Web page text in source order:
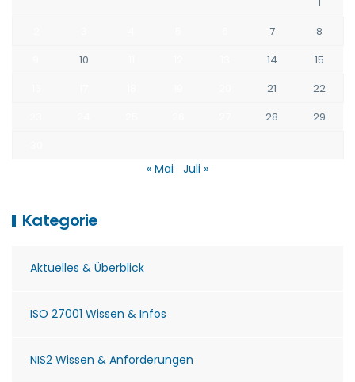
7
8
10 14
15
21
22
28
29
« Mai Juli »
Kategorie
Aktuelles & Überblick
ISO 27001 Wissen & Infos
NIS2 Wissen & Anforderungen